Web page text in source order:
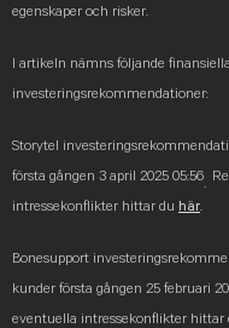
egenskaper och risker.
I artikeln nämns följande
investeringsrekommendationer:
Storytel
första gången 3 april 2025 05:56.
intressekonflikter hittar du här
Bonesupport
kunder första gången 25 februari
eventuella intressekonflikter hittar